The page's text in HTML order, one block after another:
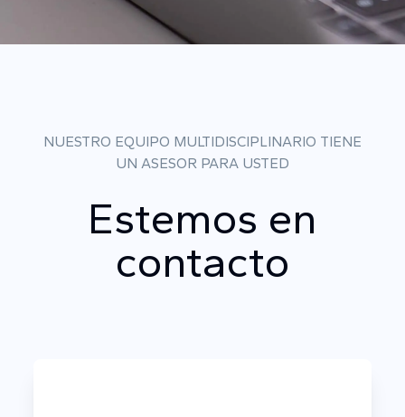
NUESTRO EQUIPO MULTIDISCIPLINARIO TIENE
UN ASESOR PARA USTED
Estemos en
contacto